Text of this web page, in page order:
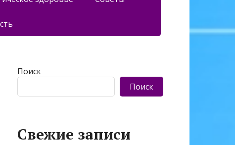
Поиск
Поиск
Свежие записи